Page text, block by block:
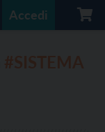
Accedi